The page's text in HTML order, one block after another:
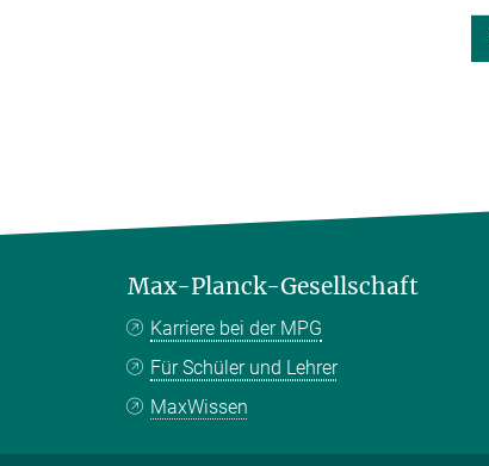
Max-Planck-Gesellschaft
Karriere bei der MPG
Für Schüler und Lehrer
MaxWissen